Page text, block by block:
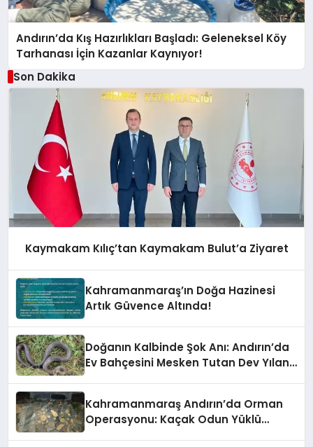
Andırın’da Kış Hazırlıkları Başladı: Geleneksel Köy
Tarhanası İçin Kazanlar Kaynıyor!
Son Dakika
Kaymakam Kılıç’tan Kaymakam Bulut’a Ziyaret
Kahramanmaraş’ın Doğa Hazinesi
Artık Güvence Altında!
Doğanın Kalbinde Şok Anı: Andırın’da
Ev Bahçesini Mesken Tutan Dev Yılan
Kahramanmaraş Andırın’da Orman
Operasyonu: Kaçak Odun Yüklü